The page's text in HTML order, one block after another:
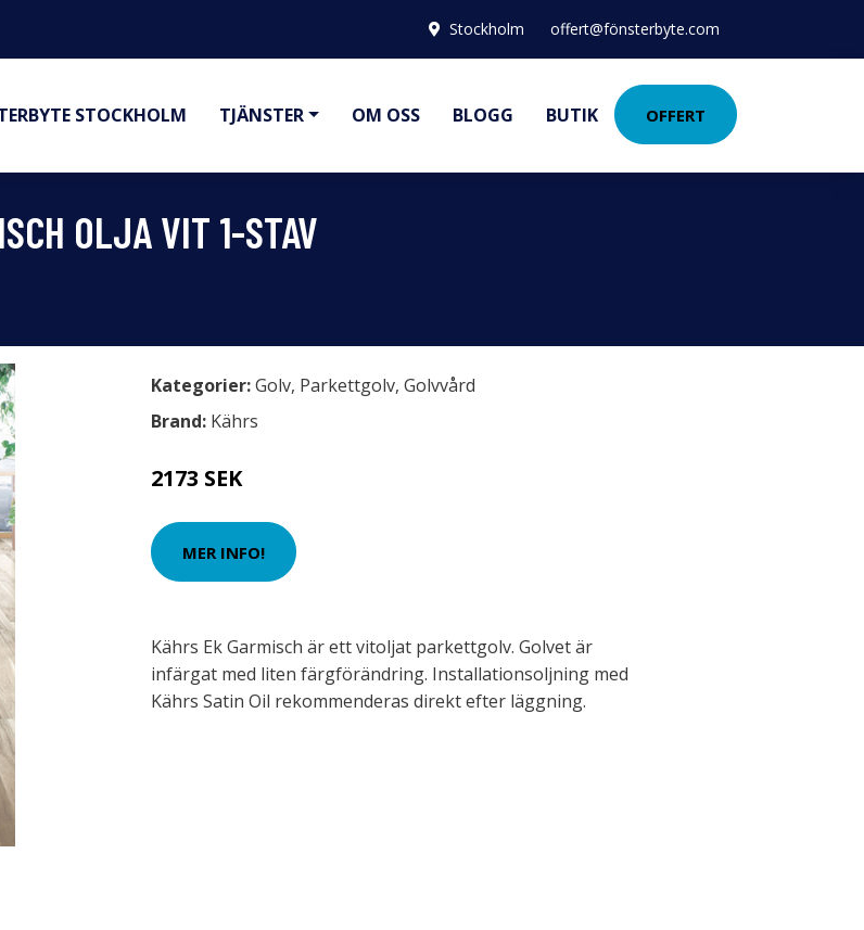
Stockholm offert@fönsterbyte.com
STOCKHOLM TJÄNSTER OM OSS BLOGG BUTIK OFFERT
OLJA VIT 1-STAV
Kategorier:Golv, Parkettgolv, Golvvård
Brand: Kährs
2173 SEK
MER INFO!
Kährs Ek Garmisch är ett vitoljat parkettgolv. Golvet är
infärgat med liten färgförändring. Installationsoljning med
Kährs Satin Oil rekommenderas direkt efter läggning.